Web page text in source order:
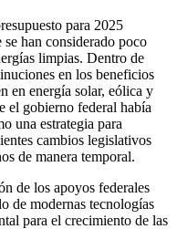
para 2025
han considerado poco
limpias. Dentro de
en los beneficios
en energía solar, eólica y
el gobierno federal había
una estrategia para
cambios legislativos
de manera temporal.
de los apoyos federales
de modernas tecnologías
para el crecimiento de las